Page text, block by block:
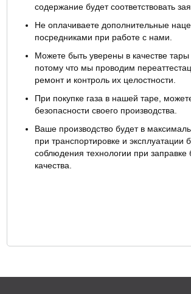
содержание будет соответствовать
Не оплачиваете дополнительные
посредниками при работе с нами.
Можете быть уверены в качестве тары
потому что мы проводим
ремонт и контроль их целостности.
При покупке газа в нашей таре,
безопасности своего производства.
Ваше производство будет в
при транспортировке и эксплуатации
соблюдения технологии при заправке
качества.